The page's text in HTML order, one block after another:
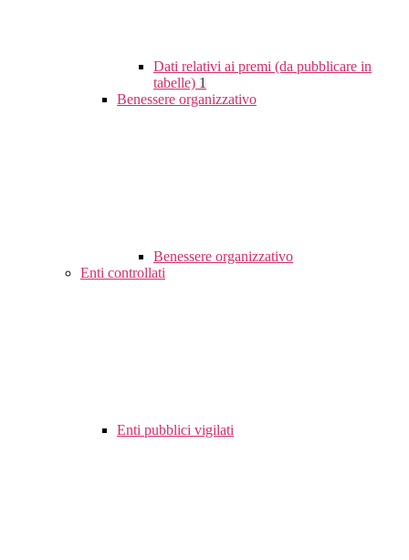
Dati relativi ai premi (da pubblicare in
tabelle) 1
Benessere organizzativo
Benessere organizzativo
Enti controllati
Enti pubblici vigilati